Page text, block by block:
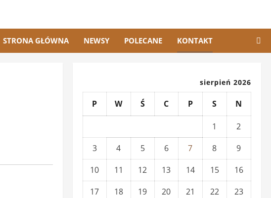
STRONA GŁÓWNA NEWSY POLECANE KONTAKT
sierpień 2026
P W Ś C P S N
1
2
3
4 5 6 7 8
9
10
11 12 13 14 15
16
17
18 19 20 21 22
23